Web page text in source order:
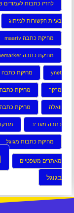
להזיז כתבות לעמודים
בעיות הקשורות למיתוג
מחיקת כתבה maariv
מחיקת כתבה themarker
ynet מחיקת כתבה
מרקר מחיקת
וואלה מחיקת
כתבה מעריב
מחיקת כתבות מגוגל
מאתרים משפטיים
בגוגל